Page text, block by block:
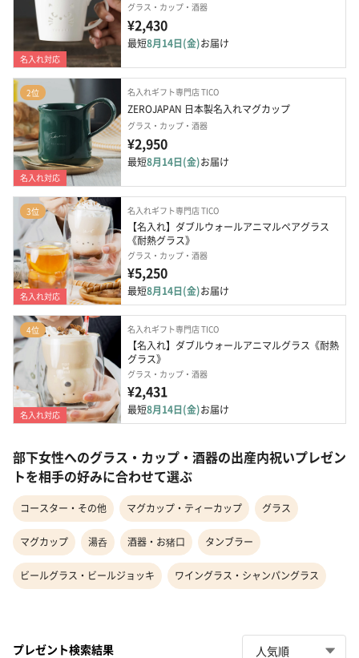
名入れ対応
グラス・カップ・酒器
¥2,430
最短8月14日(金)お届け
2位
名入れ対応
名入れギフト専門店 TICO
ZEROJAPAN 日本製名入れマグカップ
グラス・カップ・酒器
¥2,950
最短8月14日(金)お届け
3位
名入れ対応
名入れギフト専門店 TICO
【名入れ】ダブルウォールアニマルペアグラス
《耐熱グラス》
グラス・カップ・酒器
¥5,250
最短8月14日(金)お届け
4位
名入れ対応
名入れギフト専門店 TICO
【名入れ】ダブルウォールアニマルグラス《耐熱
グラス》
グラス・カップ・酒器
¥2,431
最短8月14日(金)お届け
部下女性へのグラス・カップ・酒器の出産内祝いプレゼン
トを相手の好みに合わせて選ぶ
コースター・その他 マグカップ・ティーカップ グラス
マグカップ 湯呑 酒器・お猪口 タンブラー
ビールグラス・ビールジョッキ ワイングラス・シャンパングラス
プレゼント検索結果